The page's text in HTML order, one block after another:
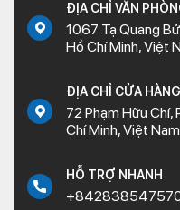
ĐỊA CHỈ VĂN
1067 Tạ Quang
Hồ Chí Minh, Việt
ĐỊA CHỈ CỬA HÀNG
72 Phạm Hữu
Chí Minh, Việt Nam
HỖ TRỢ NHANH